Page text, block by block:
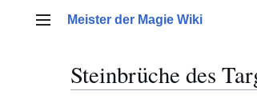
Hauptmenü
Meister der Magie Wiki
Steinbrüche des